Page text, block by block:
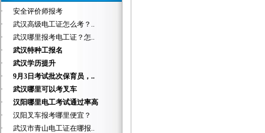
·
安全评价师报考
·
武汉高级电工证怎么考？..
·
武汉哪里报考电工证？怎..
·
武汉特种工报名
·
武汉学历提升
·
9月3日考试批次保育员，..
·
武汉哪里可以考叉车
·
汉阳哪里电工考试通过率高
·
汉阳叉车报考哪里便宜？
·
武汉市青山电工证在哪报..